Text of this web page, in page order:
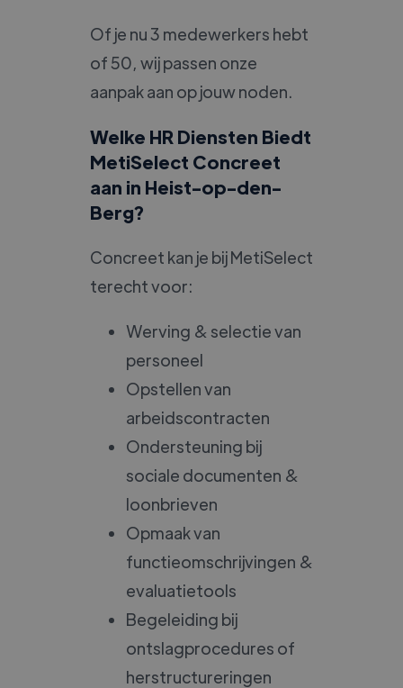
Of je nu 3 medewerkers hebt
of 50, wij passen onze
aanpak aan op jouw noden.
Welke HR Diensten Biedt
MetiSelect Concreet
aan in Heist-op-den-
Berg?
Concreet kan je bij MetiSelect
terecht voor:
Werving & selectie van
personeel
Opstellen van
arbeidscontracten
Ondersteuning bij
sociale documenten &
loonbrieven
Opmaak van
functieomschrijvingen &
evaluatietools
Begeleiding bij
ontslagprocedures of
herstructureringen